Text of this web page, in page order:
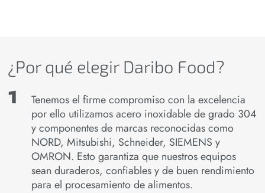
¿Por qué elegir Daribo Food?
Tenemos el firme compromiso con la excelencia
por ello utilizamos acero inoxidable de grado 304
y componentes de marcas reconocidas como
NORD, Mitsubishi, Schneider, SIEMENS y
OMRON. Esto garantiza que nuestros equipos
sean duraderos, confiables y de buen rendimiento
para el procesamiento de alimentos.